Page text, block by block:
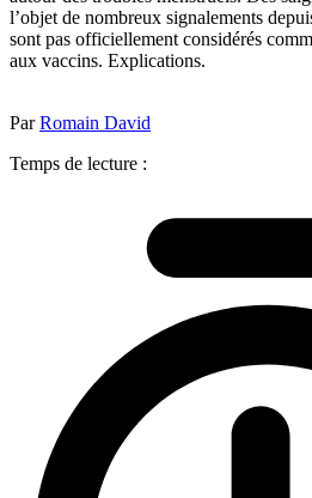
l’objet de nombreux signalements
sont pas officiellement considérés
aux vaccins. Explications.
ParRomain David
Temps de lecture :